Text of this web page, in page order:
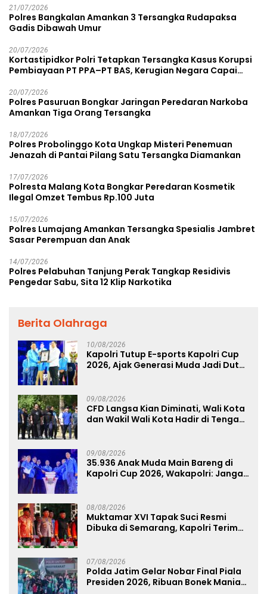
21/07/2026
Polres Bangkalan Amankan 3 Tersangka Rudapaksa
Gadis Dibawah Umur
20/07/2026
Kortastipidkor Polri Tetapkan Tersangka Kasus Korupsi
Pembiayaan PT PPA–PT BAS, Kerugian Negara Capai
20/07/2026
Polres Pasuruan Bongkar Jaringan Peredaran Narkoba
Amankan Tiga Orang Tersangka
18/07/2026
Polres Probolinggo Kota Ungkap Misteri Penemuan
Jenazah di Pantai Pilang Satu Tersangka Diamankan
17/07/2026
Polresta Malang Kota Bongkar Peredaran Kosmetik
Ilegal Omzet Tembus Rp.100 Juta
15/07/2026
Polres Lumajang Amankan Tersangka Spesialis Jambret
Sasar Perempuan dan Anak
14/07/2026
Polres Pelabuhan Tanjung Perak Tangkap Residivis
Pengedar Sabu, Sita 12 Klip Narkotika
Berita Olahraga
10/08/2026
Kapolri Tutup E-sports Kapolri Cup
2026, Ajak Generasi Muda Jadi Duta
09/08/2026
CFD Langsa Kian Diminati, Wali Kota
dan Wakil Wali Kota Hadir di Tengah
09/08/2026
35.936 Anak Muda Main Bareng di
Kapolri Cup 2026, Wakapolri: Jangan
08/08/2026
Muktamar XVI Tapak Suci Resmi
Dibuka di Semarang, Kapolri Terima
07/08/2026
Polda Jatim Gelar Nobar Final Piala
Presiden 2026, Ribuan Bonek Mania